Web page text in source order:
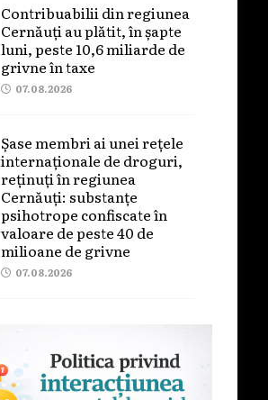
Contribuabilii din regiunea
Cernăuți au plătit, în șapte
luni, peste 10,6 miliarde de
grivne în taxe
07.08.2026
Șase membri ai unei rețele
internaționale de droguri,
reținuți în regiunea
Cernăuți: substanțe
psihotrope confiscate în
valoare de peste 40 de
milioane de grivne
07.08.2026